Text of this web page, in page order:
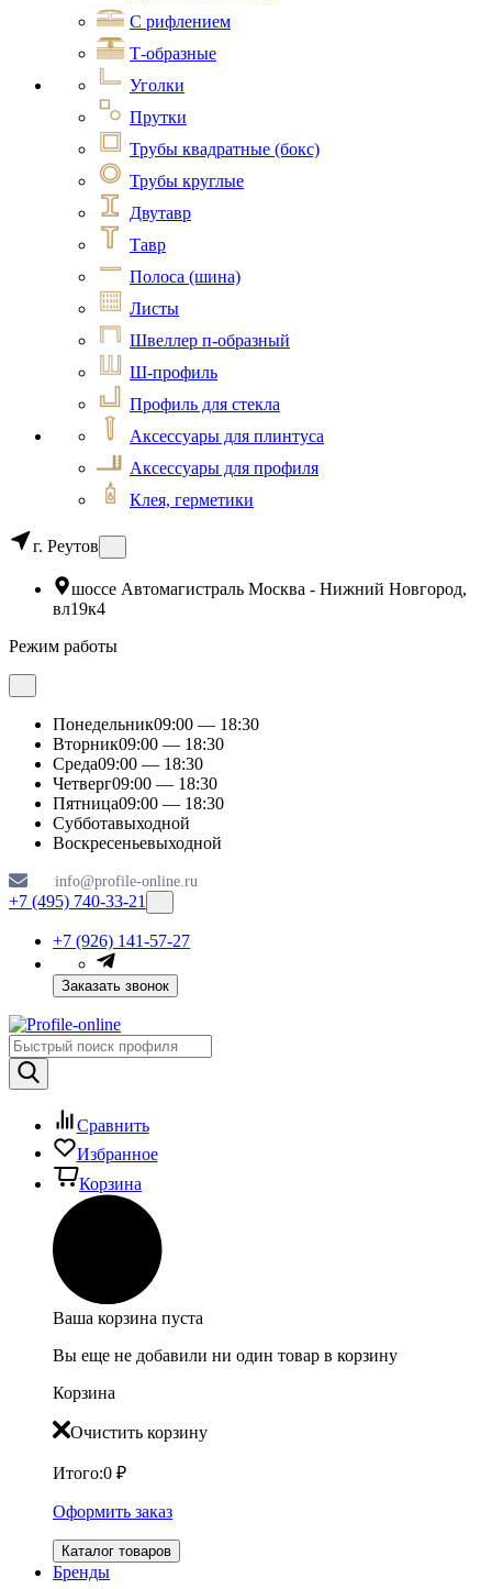
С рифлением
Т-образные
Уголки
Прутки
Трубы квадратные (бокс)
Трубы круглые
Двутавр
Тавр
Полоса (шина)
Листы
Швеллер п-образный
Ш-профиль
Профиль для стекла
Аксессуары для плинтуса
Аксессуары для профиля
Клея, герметики
г. Реутов
шоссе Автомагистраль Москва - Нижний Новгород,
вл19к4
Режим работы
Понедельник09:00 — 18:30
Вторник09:00 — 18:30
Среда09:00 — 18:30
Четверг09:00 — 18:30
Пятница09:00 — 18:30
Субботавыходной
Воскресеньевыходной
info@profile-online.ru
+7 (495) 740-33-21
+7 (926) 141-57-27
Заказать звонок
Сравнить
Избранное
Корзина
Ваша корзина пуста
Вы еще не добавили ни один товар в корзину
Корзина
Очистить корзину
Итого:0 ₽
Оформить заказ
Каталог товаров
Бренды